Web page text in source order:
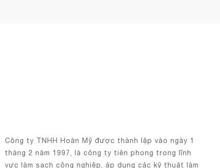
Công ty TNHH Hoàn Mỹ được thành lập vào ngày 1
tháng 2 năm 1997, là công ty tiên phong trong lĩnh
vực làm sạch công nghiệp, áp dụng các kỹ thuật làm